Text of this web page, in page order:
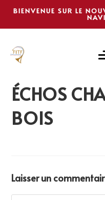
BIENVENUE SUR LE
ÉCHOS
BOIS
Laisser un